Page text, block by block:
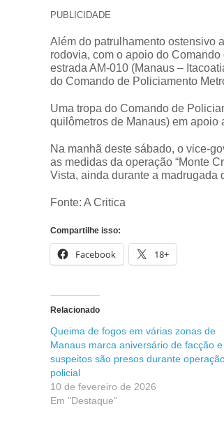
PUBLICIDADE
Além do patrulhamento ostensivo
rodovia, com o apoio do
estrada AM-010 (Manaus –
do Comando de Policiamento
Uma tropa do Comando de
quilômetros de Manaus) em
Na manhã deste sábado, o vice-
as medidas da operação “Monte
Vista, ainda durante a madrugada
Fonte: A Critica
Compartilhe isso:
Facebook 18+
Relacionado
Queima de fogos em várias zonas de
Manaus marca aniversário de facção e
suspeitos são presos durante
policial
10 de fevereiro de 2026
Em "Destaque"